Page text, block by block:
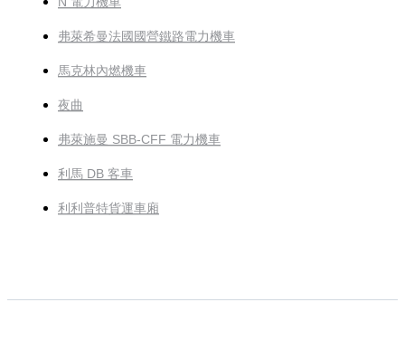
弗萊希曼法國國營鐵路電力機車
馬克林內燃機車
夜曲
弗萊施曼 SBB-CFF 電力機車
利馬 DB 客車
利利普特貨運車廂